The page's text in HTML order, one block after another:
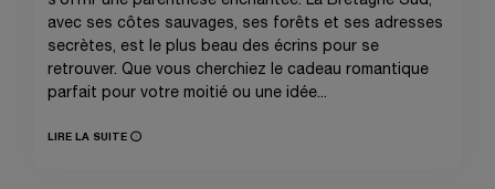
avec ses côtes sauvages, ses forêts et ses adresses
secrètes, est le plus beau des écrins pour se
retrouver. Que vous cherchiez le cadeau romantique
parfait pour votre moitié ou une idée...
LIRE LA SUITE